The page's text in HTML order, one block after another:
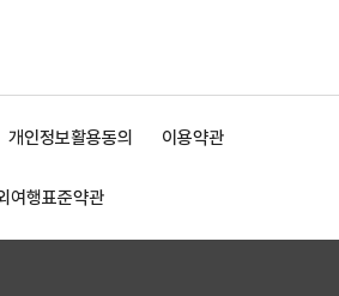
개인정보활용동의 이용약관
여행표준약관